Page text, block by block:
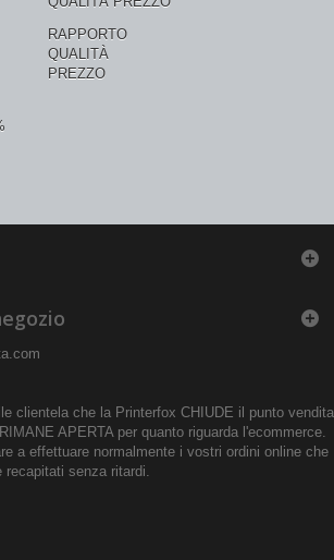
RAPPORTO
QUALITÀ
PREZZO
clientela che la Printerfox CHIUDE il punto vendita
APERTA per quanto riguarda l'ecommerce.
a effettuare normalmente i vostri ordini online che
recapitati senza ritardi.